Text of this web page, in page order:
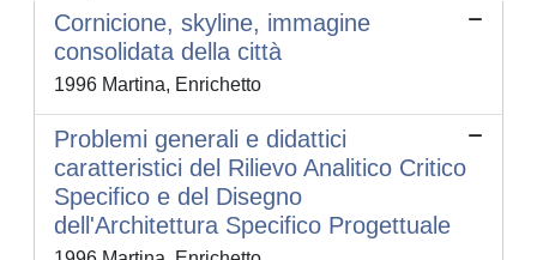
Cornicione, skyline, immagine
consolidata della città
1996 Martina, Enrichetto
Problemi generali e didattici
caratteristici del Rilievo Analitico Critico
Specifico e del Disegno
dell'Architettura Specifico Progettuale